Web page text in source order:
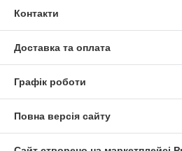
Контакти
Доставка та оплата
Графік роботи
Повна версія сайту